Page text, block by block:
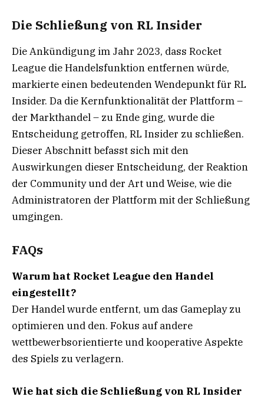
Die Schließung von RL Insider
Die Ankündigung im Jahr 2023, dass Rocket
League die Handelsfunktion entfernen würde,
markierte einen bedeutenden Wendepunkt für RL
Insider. Da die Kernfunktionalität der Plattform –
der Markthandel – zu Ende ging, wurde die
Entscheidung getroffen, RL Insider zu schließen.
Dieser Abschnitt befasst sich mit den
Auswirkungen dieser Entscheidung, der Reaktion
der Community und der Art und Weise, wie die
Administratoren der Plattform mit der Schließung
umgingen.
FAQs
Warum hat Rocket League den Handel
eingestellt?
Der Handel wurde entfernt, um das Gameplay zu
optimieren und den. Fokus auf andere
wettbewerbsorientierte und kooperative Aspekte
des Spiels zu verlagern.
Wie hat sich die Schließung von RL Insider